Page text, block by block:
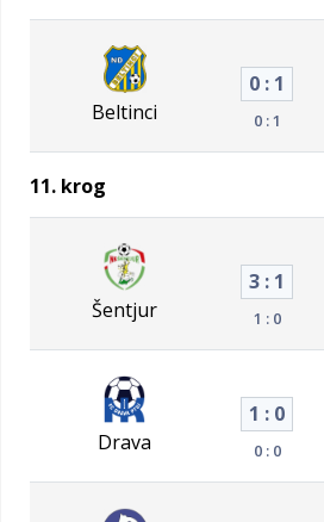
Beltinci
0 : 1
0 : 1
11. krog
Šentjur
3 : 1
1 : 0
Drava
1 : 0
0 : 0